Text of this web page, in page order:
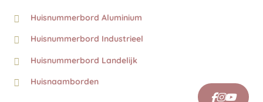
Huisnummerbord Aluminium
Huisnummerbord Industrieel
Huisnummerbord Landelijk
Huisnaamborden